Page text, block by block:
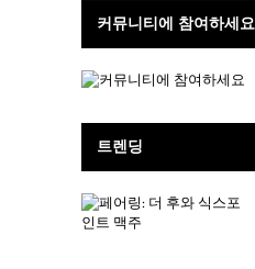
커뮤니티에 참여하세요
트렌딩